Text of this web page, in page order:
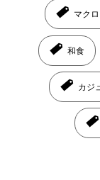
マク
和食
カジ